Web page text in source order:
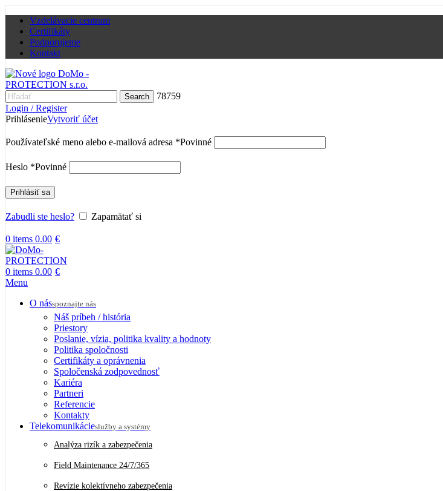
Vzdelávacie centrum
Certifikáty
Podporujeme
Kontakt
Search
78759
Login / Register
PrihlásenieVytvoriť účet
Používateľské meno alebo e-mailová adresa *Povinné
Heslo *Povinné
Prihlásiť sa
Zabudli ste heslo? Zapamätať si
0 items 0.00 €
0 items 0.00 €
Menu
O násspoznajte nás
Náš príbeh / história
Priestory
Poslanie, vízia, politika kvality a hodnoty
Politika spoločnosti
Certifikáty a oprávnenia
Spoločenská zodpovednosť
Kariéra
Partneri
Referencie
Kontakty
Telekomunikácieslužby a systémy
Analýza rizík a zabezpečenia
Field Maintenance 24/7/365
Revízie kolektívneho zabezpečenia